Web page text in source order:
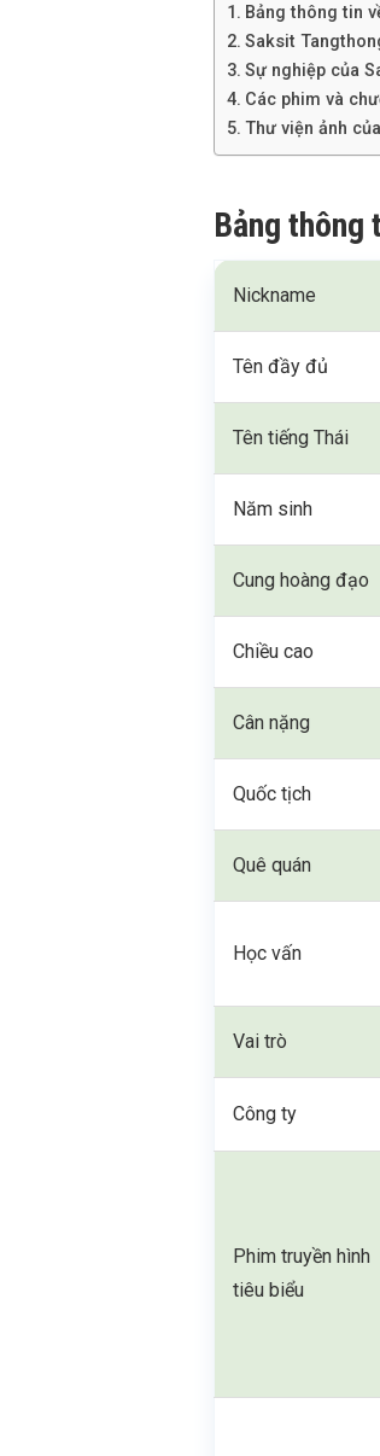
Bảng thông tin
Saksit
Sự nghiệp của
Các phim và
Thư viện ảnh
Bảng thông
Nickname
Tên đầy đủ
Tên tiếng Thái
Năm sinh
Cung hoàng đạo
Chiều cao
Cân nặng
Quốc tịch
Quê quán
Học vấn
Vai trò
Công ty
Phim truyền hình
tiêu biểu